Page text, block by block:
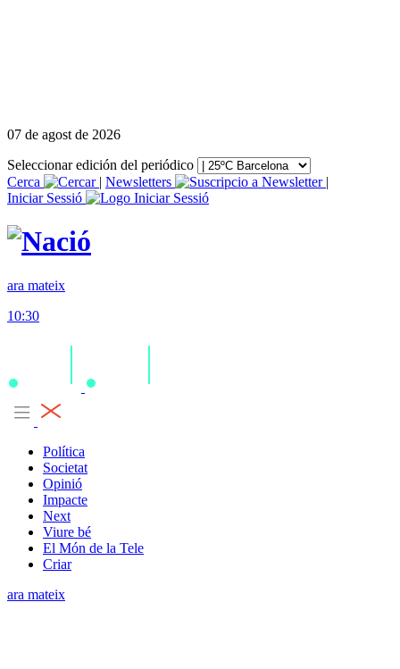
07 de agost de 2026
Seleccionar edición del periódico
Cerca
| Newsletters
|
Iniciar Sessió
ara mateix
10:30
Política
Societat
Opinió
Impacte
Next
Viure bé
El Món de la Tele
Criar
ara mateix